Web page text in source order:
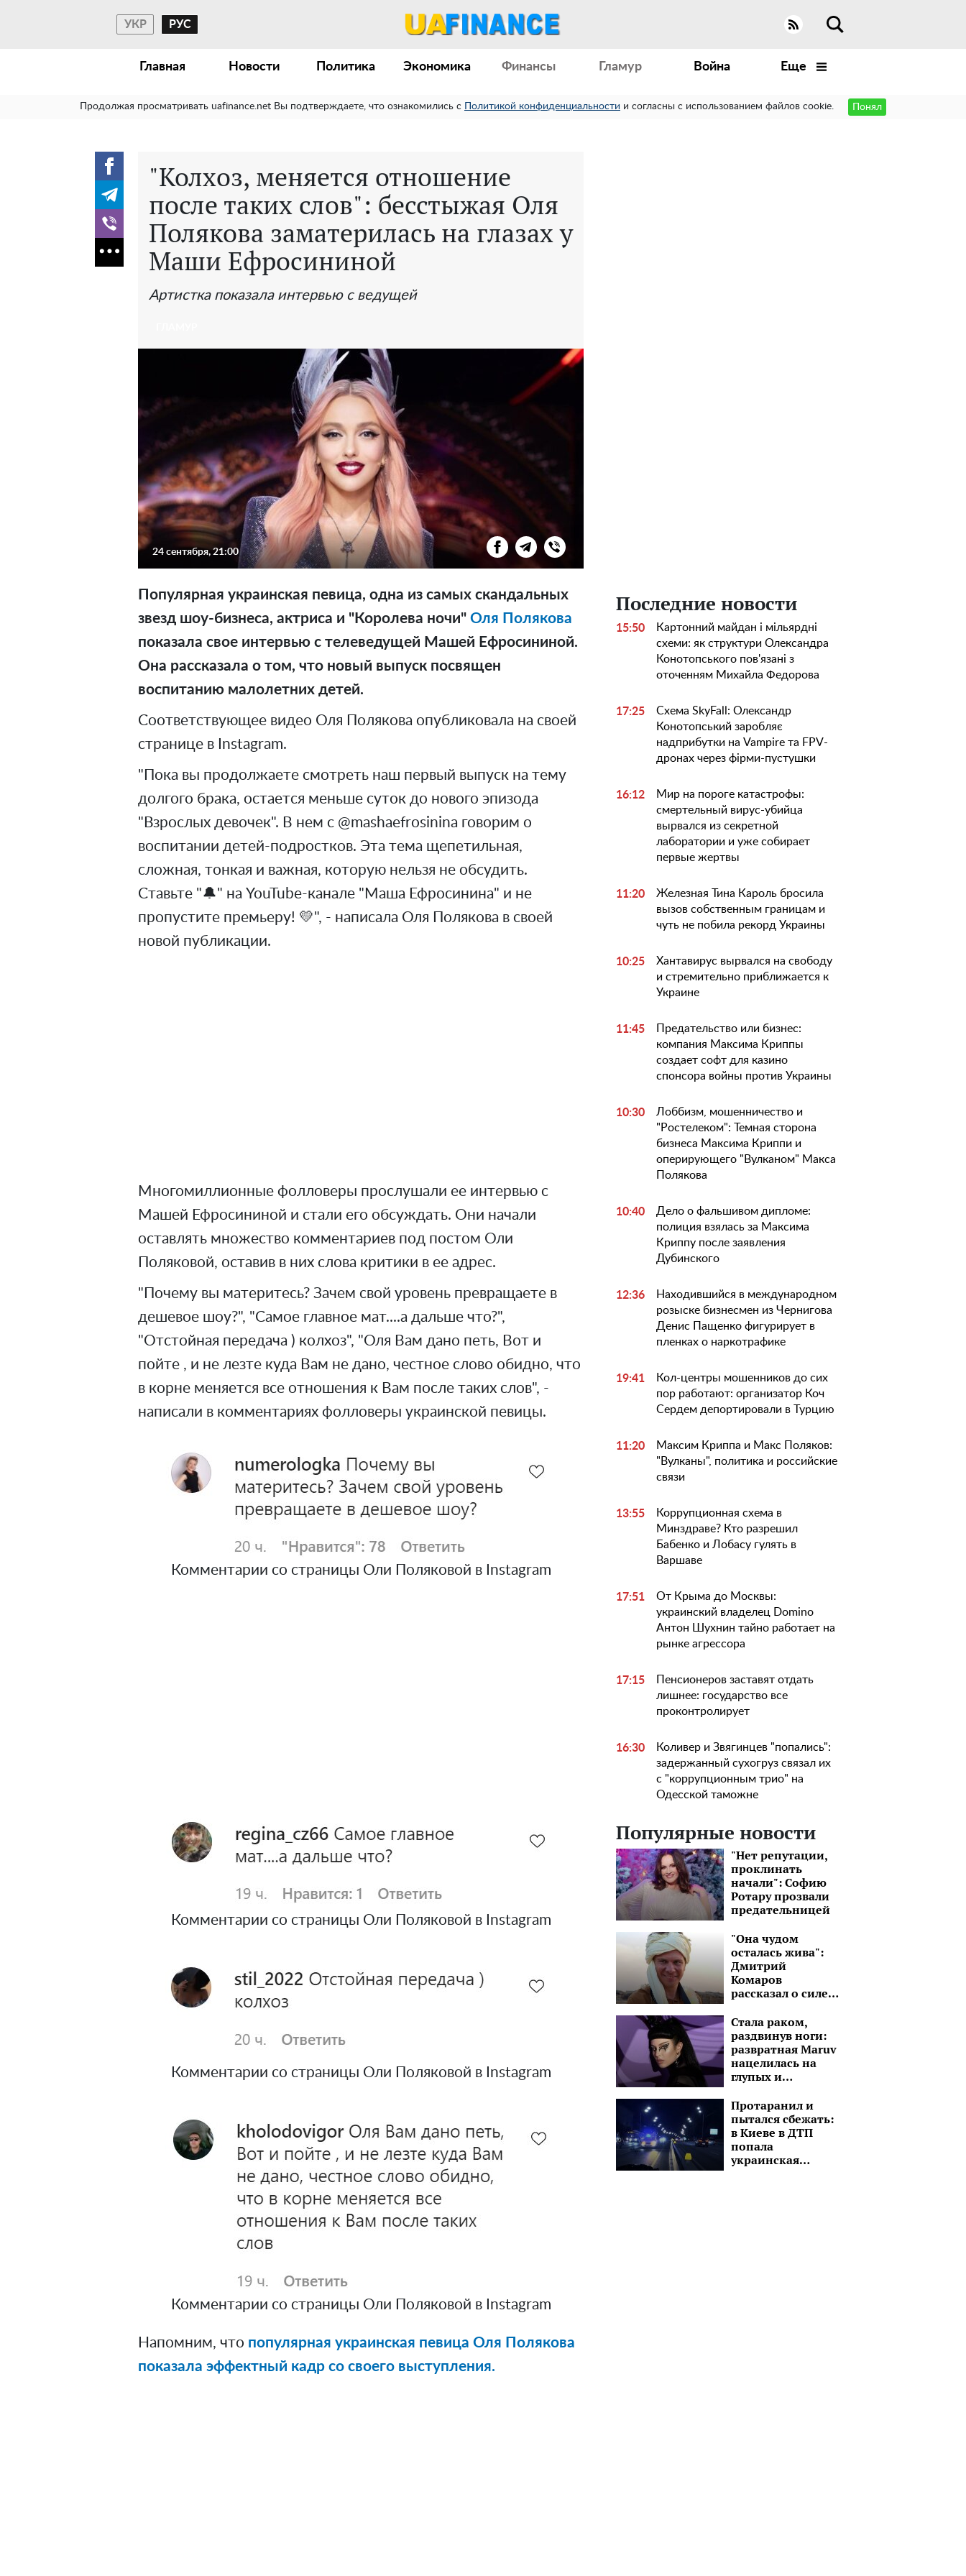
УКР РУС
Главная Новости Политика Экономика Финансы Гламур Война Еще
Продолжая просматривать uafinance.net Вы подтверждаете, что ознакомились с Политикой конфиденциальности и согласны с использованием файлов cookie. Понял
"Колхоз, меняется отношение
после таких слов": бесстыжая Оля
Полякова заматерилась на глазах у
Маши Ефросининой
Артистка показала интервью с ведущей
24 сентября, 21:00
Популярная украинская певица, одна из самых скандальных
звезд шоу-бизнеса, актриса и "Королева ночи" Оля Полякова
показала свое интервью с телеведущей Машей Ефросининой.
Она рассказала о том, что новый выпуск посвящен
воспитанию малолетних детей.
Соответствующее видео Оля Полякова опубликовала на своей
странице в Instagram.
"Пока вы продолжаете смотреть наш первый выпуск на тему
долгого брака, остается меньше суток до нового эпизода
"Взрослых девочек". В нем с @mashaefrosinina говорим о
воспитании детей-подростков. Эта тема щепетильная,
сложная, тонкая и важная, которую нельзя не обсудить.
Ставьте "🔔" на YouTube-канале "Маша Ефросинина" и не
пропустите премьеру! 💛", - написала Оля Полякова в своей
новой публикации.
Многомиллионные фолловеры прослушали ее интервью с
Машей Ефросининой и стали его обсуждать. Они начали
оставлять множество комментариев под постом Оли
Поляковой, оставив в них слова критики в ее адрес.
"Почему вы материтесь? Зачем свой уровень превращаете в
дешевое шоу?", "Самое главное мат....а дальше что?",
"Отстойная передача ) колхоз", "Оля Вам дано петь, Вот и
пойте , и не лезте куда Вам не дано, честное слово обидно, что
в корне меняется все отношения к Вам после таких слов", -
написали в комментариях фолловеры украинской певицы.
Комментарии со страницы Оли Поляковой в Instagram
Комментарии со страницы Оли Поляковой в Instagram
Комментарии со страницы Оли Поляковой в Instagram
Комментарии со страницы Оли Поляковой в Instagram
Напомним, что популярная украинская певица Оля Полякова
показала эффектный кадр со своего выступления.
Последние новости
15:50
Картонний майдан і мільярдні
схеми: як структури Олександра
Конотопського пов'язані з
оточенням Михайла Федорова
17:25
Схема SkyFall: Олександр
Конотопський заробляє
надприбутки на Vampire та FPV-
дронах через фірми-пустушки
16:12
Мир на пороге катастрофы:
смертельный вирус-убийца
вырвался из секретной
лаборатории и уже собирает
первые жертвы
11:20
Железная Тина Кароль бросила
вызов собственным границам и
чуть не побила рекорд Украины
10:25
Хантавирус вырвался на свободу
и стремительно приближается к
Украине
11:45
Предательство или бизнес:
компания Максима Криппы
создает софт для казино
спонсора войны против Украины
10:30
Лоббизм, мошенничество и
"Ростелеком": Темная сторона
бизнеса Максима Криппи и
оперирующего "Вулканом" Макса
Полякова
10:40
Дело о фальшивом дипломе:
полиция взялась за Максима
Криппу после заявления
Дубинского
12:36
Находившийся в международном
розыске бизнесмен из Чернигова
Денис Пащенко фигурирует в
пленках о наркотрафике
19:41
Кол-центры мошенников до сих
пор работают: организатор Коч
Сердем депортировали в Турцию
11:20
Максим Криппа и Макс Поляков:
"Вулканы", политика и российские
связи
13:55
Коррупционная схема в
Минздраве? Кто разрешил
Бабенко и Лобасу гулять в
Варшаве
17:51
От Крыма до Москвы:
украинский владелец Domino
Антон Шухнин тайно работает на
рынке агрессора
17:15
Пенсионеров заставят отдать
лишнее: государство все
проконтролирует
16:30
Коливер и Звягинцев "попались":
задержанный сухогруз связал их
с "коррупционным трио" на
Одесской таможне
Популярные новости
"Нет репутации,
проклинать
начали": Софию
Ротару прозвали
предательницей
"Она чудом
осталась жива":
Дмитрий
Комаров
рассказал о силе
девушки без рук и
ноги
Стала раком,
раздвинув ноги:
развратная Maruv
нацелилась на
глупых и
малолеток
Протаранил и
пытался сбежать:
в Киеве в ДТП
попала
украинская